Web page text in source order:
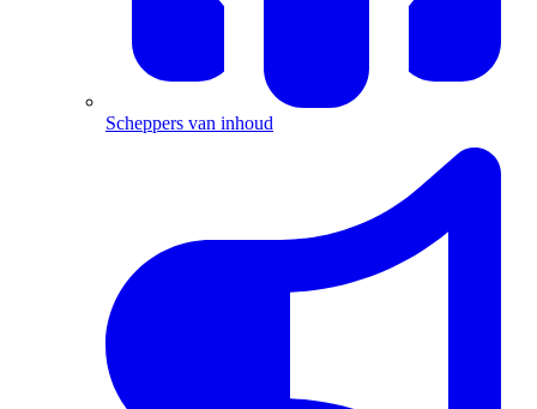
Scheppers van inhoud